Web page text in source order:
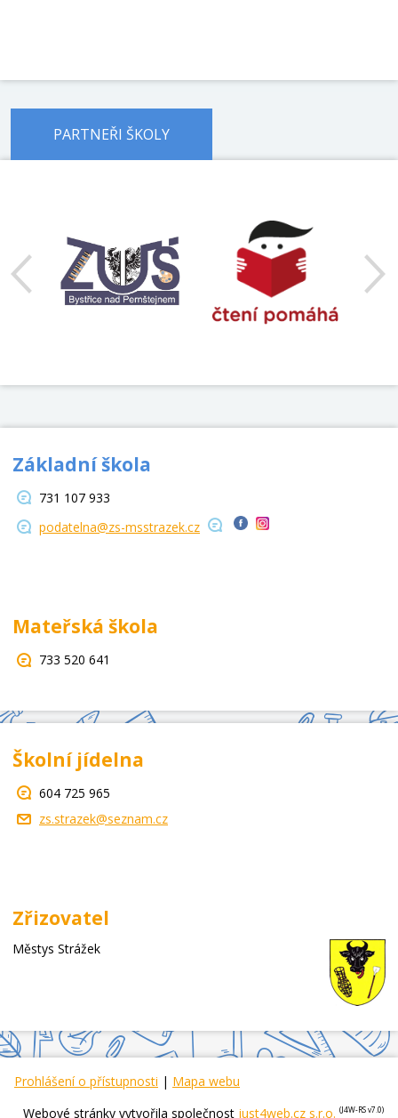
PARTNEŘI ŠKOLY
Základní škola
731 107 933
podatelna@zs-msstrazek.cz
Mateřská škola
733 520 641
Školní jídelna
604 725 965
zs.strazek@seznam.cz
Zřizovatel
Městys Strážek
Prohlášení o přístupnosti | Mapa webu
Webové stránky vytvořila společnost just4web.cz s.r.o. (J4W-RS v7.0)